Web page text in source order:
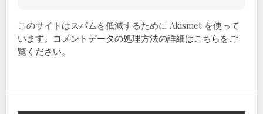
このサイトはスパムを低減するために Akismet を使って
います。 コメントデータの処理方法の詳細はこちらをご
覧ください。